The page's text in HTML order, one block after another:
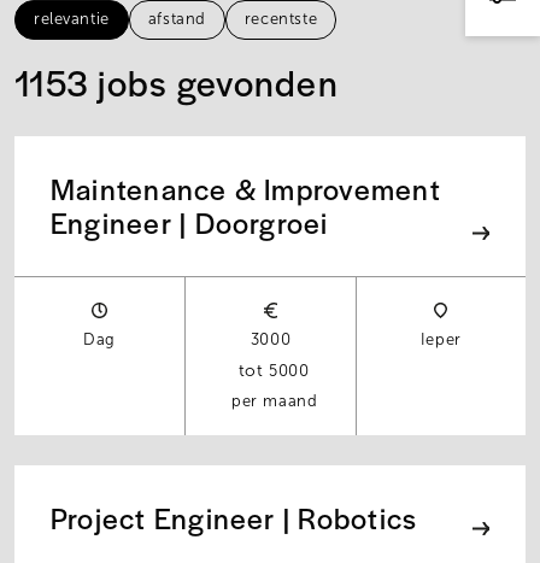
relevantie afstand recentste
1153 jobs gevonden
Maintenance & Improvement
Engineer | Doorgroei
Dag
3000
5000
per maand
Ieper
Project Engineer | Robotics